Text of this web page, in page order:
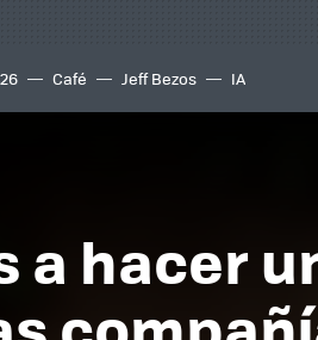
Café Jeff Bezos IA
a hacer